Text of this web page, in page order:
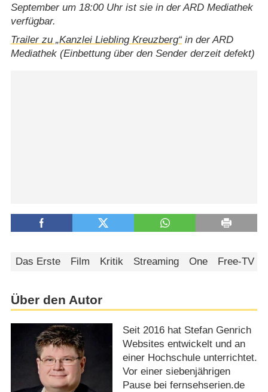
September um 18:00 Uhr ist sie in der ARD Mediathek
verfügbar.
Trailer zu „Kanzlei Liebling Kreuzberg“in der ARD
Mediathek (Einbettung über den Sender derzeit defekt)
Das Erste Film Kritik Streaming One Free-TV
Über den Autor
Seit 2016 hat Stefan Genrich
Websites entwickelt und an
einer Hochschule unterrichtet.
Vor einer siebenjährigen
Pause bei fernsehserien.de